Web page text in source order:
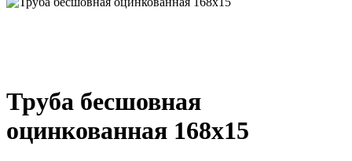
Труба бесшовная
оцинкованная 168х15